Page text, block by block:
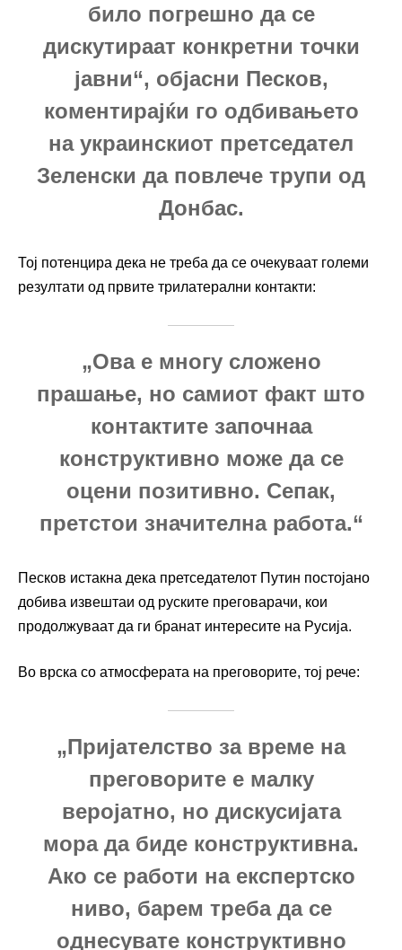
било погрешно да се
дискутираат конкретни точки
јавни“, објасни Песков,
коментирајќи го одбивањето
на украинскиот претседател
Зеленски да повлече трупи од
Донбас.
Тој потенцира дека не треба да се очекуваат големи
резултати од првите трилатерални контакти:
„Ова е многу сложено
прашање, но самиот факт што
контактите започнаа
конструктивно може да се
оцени позитивно. Сепак,
претстои значителна работа.“
Песков истакна дека претседателот Путин постојано
добива извештаи од руските преговарачи, кои
продолжуваат да ги бранат интересите на Русија.
Во врска со атмосферата на преговорите, тој рече:
„Пријателство за време на
преговорите е малку
веројатно, но дискусијата
мора да биде конструктивна.
Ако се работи на експертско
ниво, барем треба да се
однесувате конструктивно